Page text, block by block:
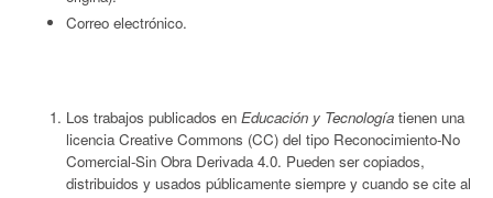
Correo electrónico.
Los trabajos publicados en Educación y Tecnologíatienen una
licencia Creative Commons (CC) del tipo Reconocimiento-No
Comercial-Sin Obra Derivada 4.0. Pueden ser copiados,
distribuidos y usados públicamente siempre y cuando se cite al